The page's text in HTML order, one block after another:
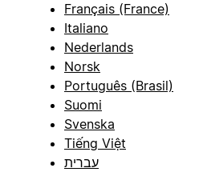
Français (France)
Italiano
Nederlands
Norsk
Português (Brasil)
Suomi
Svenska
Tiếng Việt
עברית